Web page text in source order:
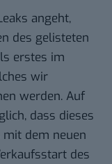
angeht,
des gelisteten
erstes im
wir
werden. Auf
dass dieses
dem neuen
des